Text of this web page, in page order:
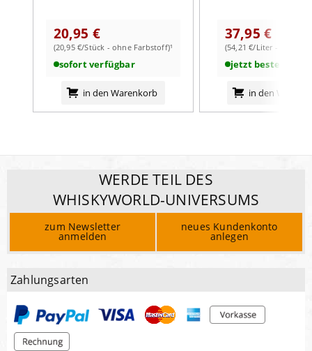
20,95 €
(20,95 €/Stück - ohne Farbstoff)¹
sofort verfügbar
in den Warenkorb
37,95 €
(54,21 €/Liter - mit
jetzt bestellbar
in den
WERDE TEIL DES
WHISKYWORLD-UNIVERSUMS
zum Newsletter
anmelden
neues Kundenkonto
anlegen
Zahlungsarten